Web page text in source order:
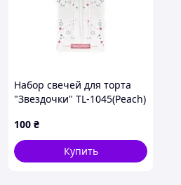
Набор свечей для торта
"Звездочки" TL-1045(Peach)
100 ₴
Купить